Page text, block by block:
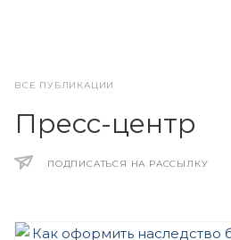
ВСЕ ПУБЛИКАЦИИ
Пресс-центр
ПОДПИСАТЬСЯ НА РАССЫЛКУ